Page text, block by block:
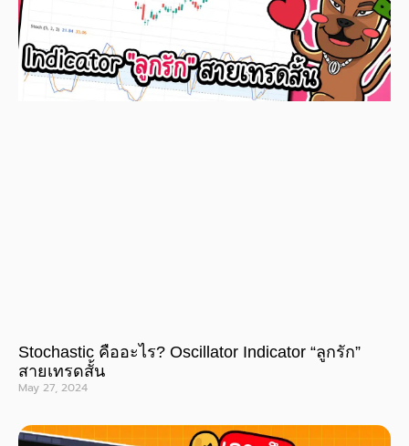
Stochastic คืออะไร? Oscillator Indicator “ลูกรัก”
สายเทรดสั้น
May 27, 2024